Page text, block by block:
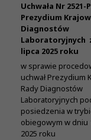
Uchwała Nr 2521-
Prezydium
Diagnostów
Laboratoryjnych
lipca 2025 roku
w sprawie
uchwał Prezydium
Rady Diagnostów
Laboratoryjnych
posiedzenia w
obiegowym w dniu
2025 roku